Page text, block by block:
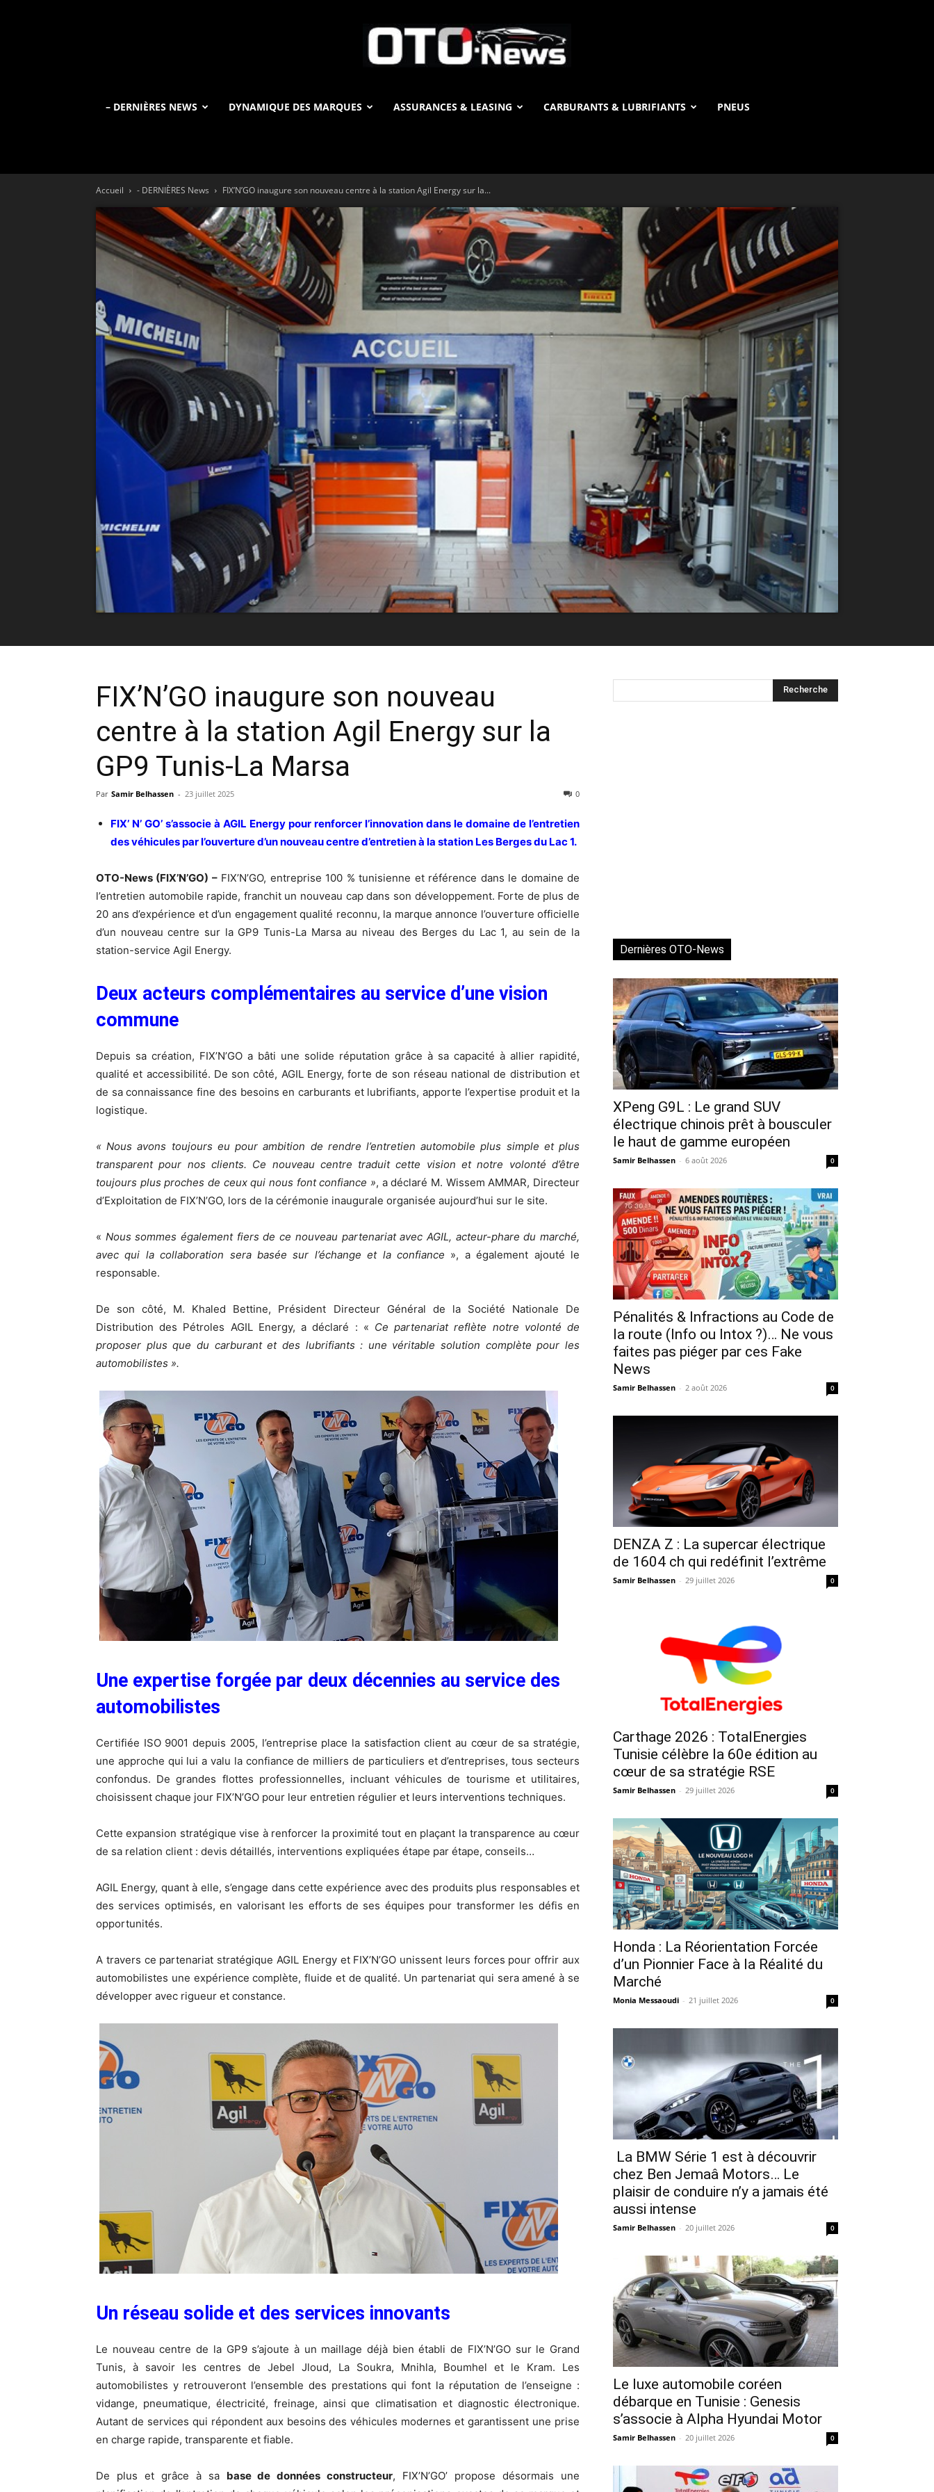
OTO
– DERNIÈRES NEWS DYNAMIQUE DES MARQUES ASSURANCES & LEASING CARBURANTS & LUBRIFIANTS PNEUS
Accueil - DERNIÈRES News FIX’N’GO inaugure son nouveau centre à la station Agil Energy sur la...
FIX’N’GO inaugure son nouveau
centre à la station Agil Energy sur la
GP9 Tunis-La Marsa
Par Samir Belhassen - 23 juillet 2025 0
FIX’ N’ GO’ s’associe à AGIL Energy pour renforcer l’innovation dans le domaine de l’entretien
des véhicules par l’ouverture d’un nouveau centre d’entretien à la station Les Berges du Lac 1.
OTO-News (FIX’N’GO) –FIX’N’GO, entreprise 100 % tunisienne et référence dans le domaine de
l’entretien automobile rapide, franchit un nouveau cap dans son développement. Forte de plus de
20 ans d’expérience et d’un engagement qualité reconnu, la marque annonce l’ouverture officielle
d’un nouveau centre sur la GP9 Tunis-La Marsa au niveau des Berges du Lac 1, au sein de la
station-service Agil Energy.
Deux acteurs complémentaires au service d’une vision
commune
Depuis sa création, FIX’N’GO a bâti une solide réputation grâce à sa capacité à allier rapidité,
qualité et accessibilité. De son côté, AGIL Energy, forte de son réseau national de distribution et
de sa connaissance fine des besoins en carburants et lubrifiants, apporte l’expertise produit et la
logistique.
« Nous avons toujours eu pour ambition de rendre l’entretien automobile plus simple et plus
transparent pour nos clients. Ce nouveau centre traduit cette vision et notre volonté d’être
toujours plus proches de ceux qui nous font confiance », a déclaré M. Wissem AMMAR, Directeur
d’Exploitation de FIX’N’GO, lors de la cérémonie inaugurale organisée aujourd’hui sur le site.
« Nous sommes également fiers de ce nouveau partenariat avec AGIL, acteur-phare du marché,
avec qui la collaboration sera basée sur l’échange et la confiance », a également ajouté le
responsable.
De son côté, M. Khaled Bettine, Président Directeur Général de la Société Nationale De
Distribution des Pétroles AGIL Energy, a déclaré : « Ce partenariat reflète notre volonté de
proposer plus que du carburant et des lubrifiants : une véritable solution complète pour les
automobilistes ».
Une expertise forgée par deux décennies au service des
automobilistes
Certifiée ISO 9001 depuis 2005, l’entreprise place la satisfaction client au cœur de sa stratégie,
une approche qui lui a valu la confiance de milliers de particuliers et d’entreprises, tous secteurs
confondus. De grandes flottes professionnelles, incluant véhicules de tourisme et utilitaires,
choisissent chaque jour FIX’N’GO pour leur entretien régulier et leurs interventions techniques.
Cette expansion stratégique vise à renforcer la proximité tout en plaçant la transparence au cœur
de sa relation client : devis détaillés, interventions expliquées étape par étape, conseils…
AGIL Energy, quant à elle, s’engage dans cette expérience avec des produits plus responsables et
des services optimisés, en valorisant les efforts de ses équipes pour transformer les défis en
opportunités.
A travers ce partenariat stratégique AGIL Energy et FIX’N’GO unissent leurs forces pour offrir aux
automobilistes une expérience complète, fluide et de qualité. Un partenariat qui sera amené à se
développer avec rigueur et constance.
Un réseau solide et des services innovants
Le nouveau centre de la GP9 s’ajoute à un maillage déjà bien établi de FIX’N’GO sur le Grand
Tunis, à savoir les centres de Jebel Jloud, La Soukra, Mnihla, Boumhel et le Kram. Les
automobilistes y retrouveront l’ensemble des prestations qui font la réputation de l’enseigne :
vidange, pneumatique, électricité, freinage, ainsi que climatisation et diagnostic électronique.
Autant de services qui répondent aux besoins des véhicules modernes et garantissent une prise
en charge rapide, transparente et fiable.
De plus et grâce à sa base de données constructeur, FIX’N’GO’ propose désormais une
Dernières OTO-News
XPeng G9L : Le grand SUV
électrique chinois prêt à bousculer
le haut de gamme européen
Samir Belhassen - 6 août 2026 0
Pénalités & Infractions au Code de
la route (Info ou Intox ?)… Ne vous
faites pas piéger par ces Fake
News
Samir Belhassen - 2 août 2026 0
DENZA Z : La supercar électrique
de 1604 ch qui redéfinit l’extrême
Samir Belhassen - 29 juillet 2026 0
Carthage 2026 : TotalEnergies
Tunisie célèbre la 60e édition au
cœur de sa stratégie RSE
Samir Belhassen - 29 juillet 2026 0
Honda : La Réorientation Forcée
d’un Pionnier Face à la Réalité du
Marché
Monia Messaoudi - 21 juillet 2026 0
La BMW Série 1 est à découvrir
chez Ben Jemaâ Motors… Le
plaisir de conduire n’y a jamais été
aussi intense
Samir Belhassen - 20 juillet 2026 0
Le luxe automobile coréen
débarque en Tunisie : Genesis
s’associe à Alpha Hyundai Motor
Samir Belhassen - 20 juillet 2026 0